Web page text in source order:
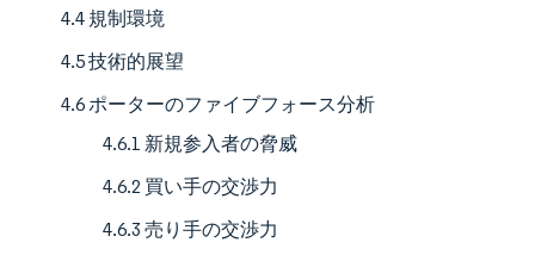
4.4 規制環境
4.5 技術的展望
4.6 ポーターのファイブフォース分析
4.6.1 新規参入者の脅威
4.6.2 買い手の交渉力
4.6.3 売り手の交渉力